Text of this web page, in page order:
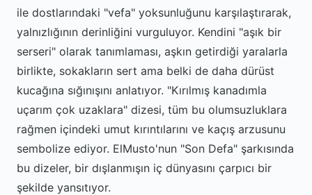
ile dostlarındaki "vefa" yoksunluğunu karşılaştırarak,
yalnızlığının derinliğini vurguluyor. Kendini "aşık bir
serseri" olarak tanımlaması, aşkın getirdiği yaralarla
birlikte, sokakların sert ama belki de daha dürüst
kucağına sığınışını anlatıyor. "Kırılmış kanadımla
uçarım çok uzaklara" dizesi, tüm bu olumsuzluklara
rağmen içindeki umut kırıntılarını ve kaçış arzusunu
sembolize ediyor. ElMusto'nun "Son Defa" şarkısında
bu dizeler, bir dışlanmışın iç dünyasını çarpıcı bir
şekilde yansıtıyor.